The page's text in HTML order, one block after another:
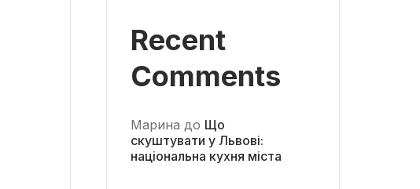
Recent
Comments
Марина до Що
скуштувати у Львові:
національна кухня міста